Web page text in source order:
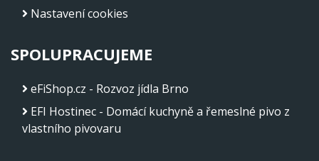
Nastavení cookies
SPOLUPRACUJEME
eFiShop.cz - Rozvoz jídla Brno
EFI Hostinec - Domácí kuchyně a řemeslné pivo z
vlastního pivovaru